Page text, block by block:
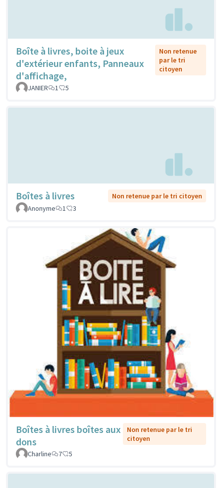
Boîte à livres, boite à jeux
d'extérieur enfants, Panneaux
d'affichage,
Non retenue
par le tri
citoyen
JANIER 1 5
Boîtes à livres
Non retenue par le tri citoyen
Anonyme
1 3
Boîtes à livres boîtes aux
dons
Non retenue par le tri
citoyen
Charline
7 5